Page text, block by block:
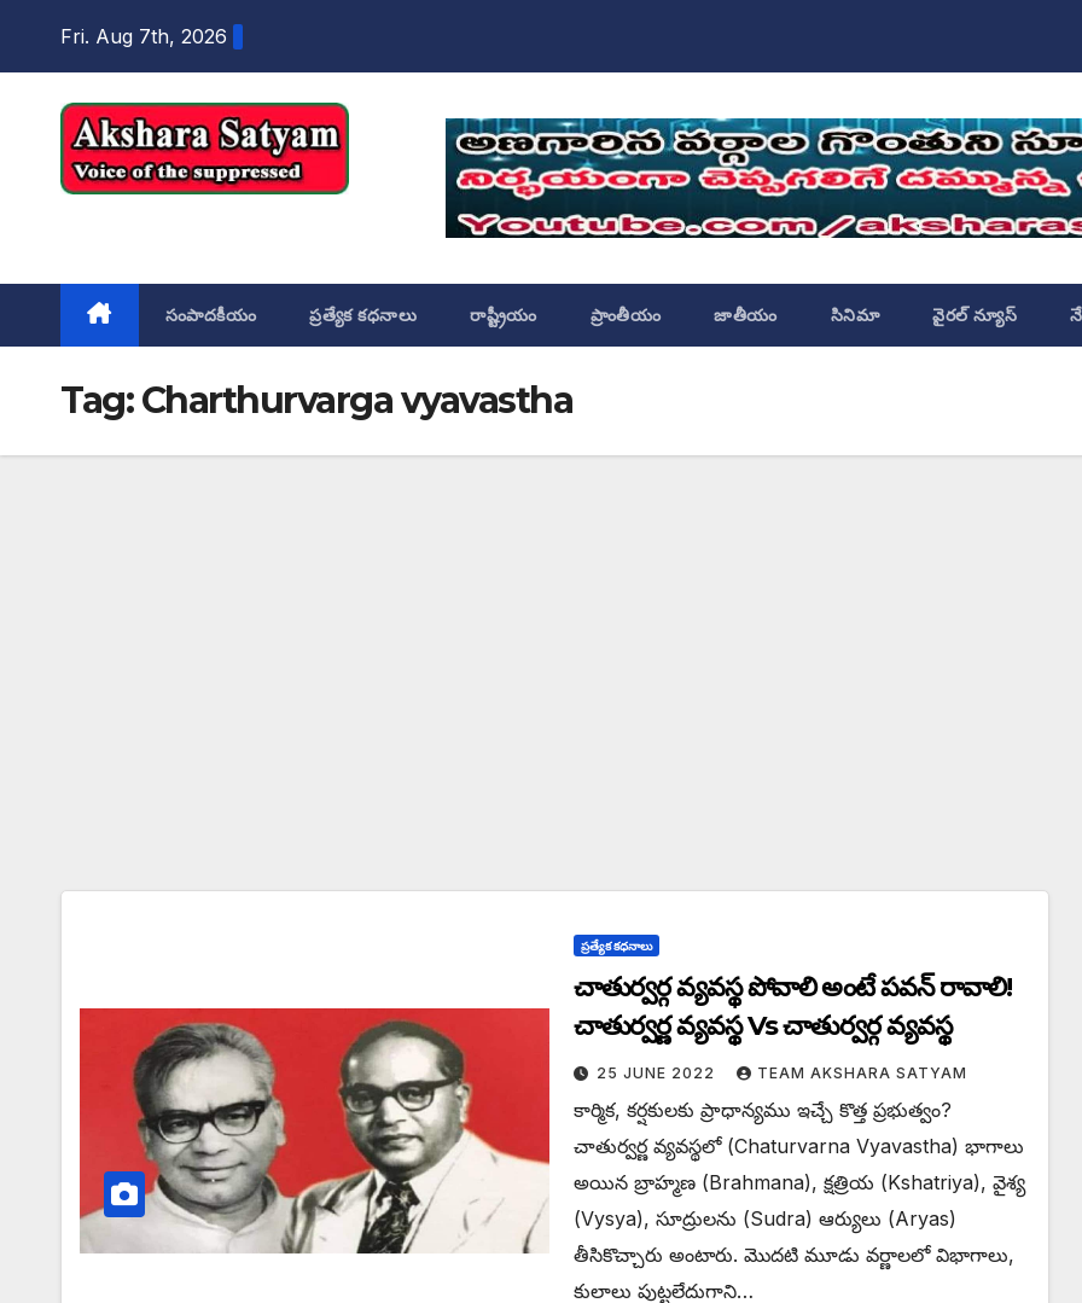
Fri. Aug 7th, 2026
సంపాదకీయం ప్రత్యేక కధనాలు రాష్ట్రీయం ప్రాంతీయం జాతీయం సినిమా వైరల్ న్యూస్
Tag:Charthurvarga vyavastha
ప్రత్యేక కధనాలు
చాతుర్వర్గ వ్యవస్థ పోవాలి అంటే పవన్ రావాలి!
చాతుర్వర్ణ వ్యవస్థ Vs చాతుర్వర్గ వ్యవస్థ
25 JUNE 2022 TEAM AKSHARA SATYAM
కార్మిక, కర్షకులకు ప్రాధాన్యము ఇచ్చే కొత్త ప్రభుత్వం?
చాతుర్వర్ణ వ్యవస్థలో (Chaturvarna Vyavastha) భాగాలు
అయిన బ్రాహ్మణ (Brahmana), క్షత్రియ (Kshatriya), వైశ్య
(Vysya), సూద్రులను (Sudra) ఆర్యులు (Aryas)
తీసికొచ్చారు అంటారు. మొదటి మూడు వర్ణాలలో విభాగాలు,
కులాలు పుట్టలేదుగాని…